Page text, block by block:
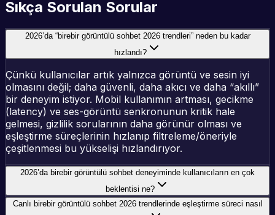
Sıkça Sorulan Sorular
2026’da “birebir görüntülü sohbet 2026 trendleri” neden bu kadar
hızlandı?
Çünkü kullanıcılar artık yalnızca görüntü ve sesin iyi
olmasını değil; daha güvenli, daha akıcı ve daha “akıllı”
bir deneyim istiyor. Mobil kullanımın artması, gecikme
(latency) ve ses-görüntü senkronunun kritik hale
gelmesi, gizlilik sorularının daha görünür olması ve
eşleştirme süreçlerinin hızlanıp filtreleme/öneriyle
çeşitlenmesi bu yükselişi hızlandırıyor.
2026’da birebir görüntülü sohbet deneyiminde kullanıcıların en çok
beklentisi ne?
Canlı birebir görüntülü sohbet 2026 trendlerinde eşleştirme süreci nasıl